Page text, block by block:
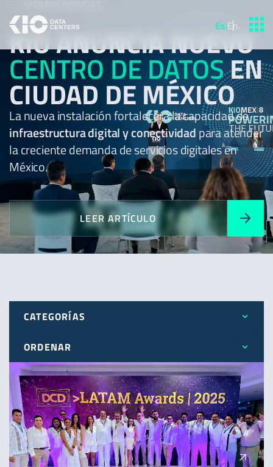
Es.En.
KIO ANUNCIA NUEVO
CENTRO DE DATOSEN
CIUDAD DE MÉXICO
La nueva instalación fortalecerá la capacidad de
infraestructura digital y conectividadpara atender
la creciente demanda de servicios digitales en
México.
LEER ARTÍCULO
CATEGORÍAS
Todos
Expansión
Novedades
Premios
ORDENAR
Más reciente
Menos reciente
A - Z